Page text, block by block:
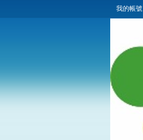
我的帳號